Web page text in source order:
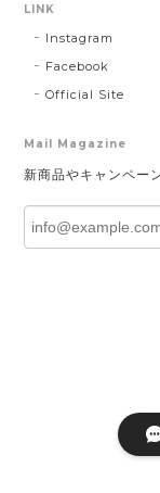
LINK
Instagram
Facebook
Official Site
Mail Magazine
新商品やキャンペー